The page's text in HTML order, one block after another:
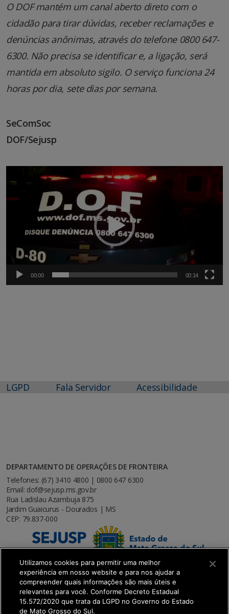
O DOF mantém um canal aberto direto com o
cidadão para tirar dúvidas, receber reclamações e
denúncias anônimas, através do telefone 0800 647-
6300. Não precisa se identificar e, a ligação, será
mantida em absoluto sigilo. O serviço funciona 24
horas por dia, sete dias por semana.
SeComSoc
DOF/Sejusp
Tocador
de
vídeo
00:00 00:14
LGPD Fala Servidor Acessibilidade
DEPARTAMENTO DE OPERAÇÕES DE FRONTEIRA
Telefones: (67) 3410 4800 | 0800 647 6300
Email: dof@sejusp.ms.gov.br
Rua Ladislau Azambuja 875
Jardim Guaicurus - Dourados | MS
CEP: 79.837-000
Utilizamos cookies para permitir uma melhor
experiência em nosso website e para nos ajudar a
compreender quais informações são mais úteis e
relevantes para você. Conforme Decreto Estadual
15.572/2020 que trata da LGPD no Governo do Estado
de Mato Grosso do Sul.